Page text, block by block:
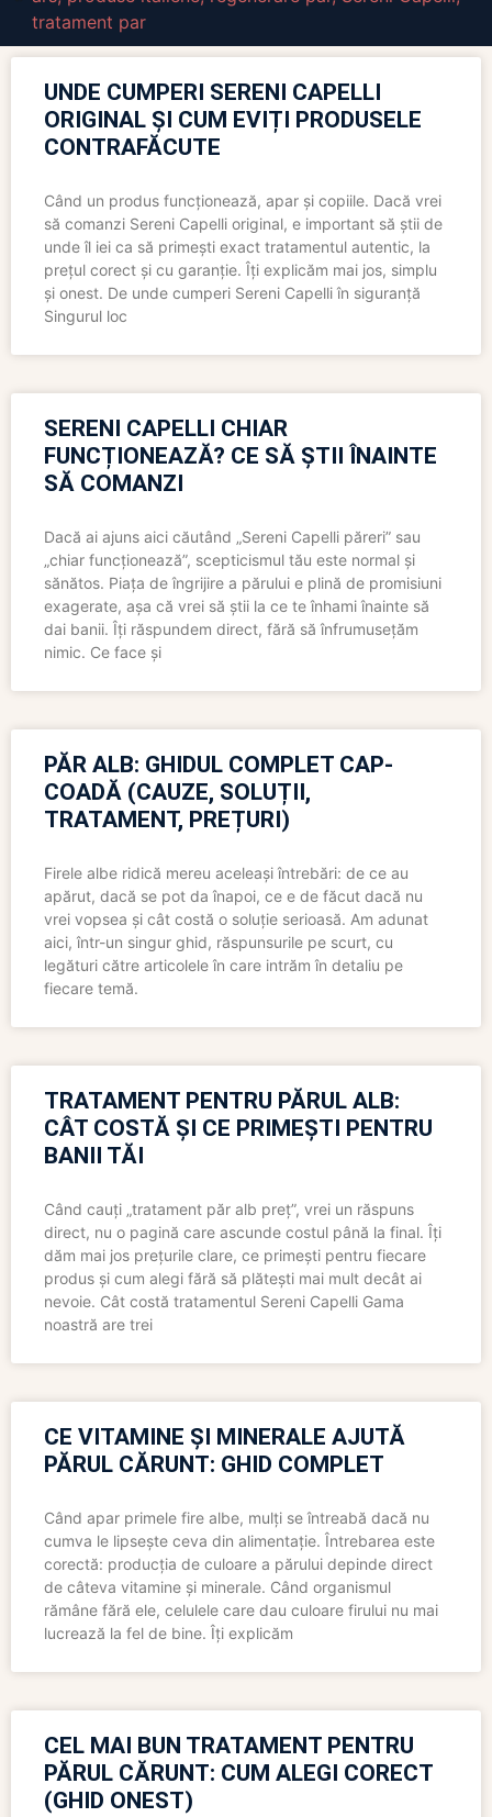
tratament par
UNDE CUMPERI SERENI CAPELLI
ORIGINAL ȘI CUM EVIȚI PRODUSELE
CONTRAFĂCUTE
Când un produs funcționează, apar și copiile. Dacă vrei
să comanzi Sereni Capelli original, e important să știi de
unde îl iei ca să primești exact tratamentul autentic, la
prețul corect și cu garanție. Îți explicăm mai jos, simplu
și onest. De unde cumperi Sereni Capelli în siguranță
Singurul loc
SERENI CAPELLI CHIAR
FUNCȚIONEAZĂ? CE SĂ ȘTII ÎNAINTE
SĂ COMANZI
Dacă ai ajuns aici căutând „Sereni Capelli păreri” sau
„chiar funcționează”, scepticismul tău este normal și
sănătos. Piața de îngrijire a părului e plină de promisiuni
exagerate, așa că vrei să știi la ce te înhami înainte să
dai banii. Îți răspundem direct, fără să înfrumusețăm
nimic. Ce face și
PĂR ALB: GHIDUL COMPLET CAP-
COADĂ (CAUZE, SOLUȚII,
TRATAMENT, PREȚURI)
Firele albe ridică mereu aceleași întrebări: de ce au
apărut, dacă se pot da înapoi, ce e de făcut dacă nu
vrei vopsea și cât costă o soluție serioasă. Am adunat
aici, într-un singur ghid, răspunsurile pe scurt, cu
legături către articolele în care intrăm în detaliu pe
fiecare temă.
TRATAMENT PENTRU PĂRUL ALB:
CÂT COSTĂ ȘI CE PRIMEȘTI PENTRU
BANII TĂI
Când cauți „tratament păr alb preț”, vrei un răspuns
direct, nu o pagină care ascunde costul până la final. Îți
dăm mai jos prețurile clare, ce primești pentru fiecare
produs și cum alegi fără să plătești mai mult decât ai
nevoie. Cât costă tratamentul Sereni Capelli Gama
noastră are trei
CE VITAMINE ȘI MINERALE AJUTĂ
PĂRUL CĂRUNT: GHID COMPLET
Când apar primele fire albe, mulți se întreabă dacă nu
cumva le lipsește ceva din alimentație. Întrebarea este
corectă: producția de culoare a părului depinde direct
de câteva vitamine și minerale. Când organismul
rămâne fără ele, celulele care dau culoare firului nu mai
lucrează la fel de bine. Îți explicăm
CEL MAI BUN TRATAMENT PENTRU
PĂRUL CĂRUNT: CUM ALEGI CORECT
(GHID ONEST)